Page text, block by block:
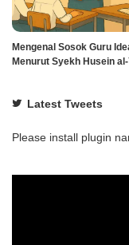
Mengenal Sosok Guru
Menurut Syekh Husein
Latest Tweets
Please install plugin